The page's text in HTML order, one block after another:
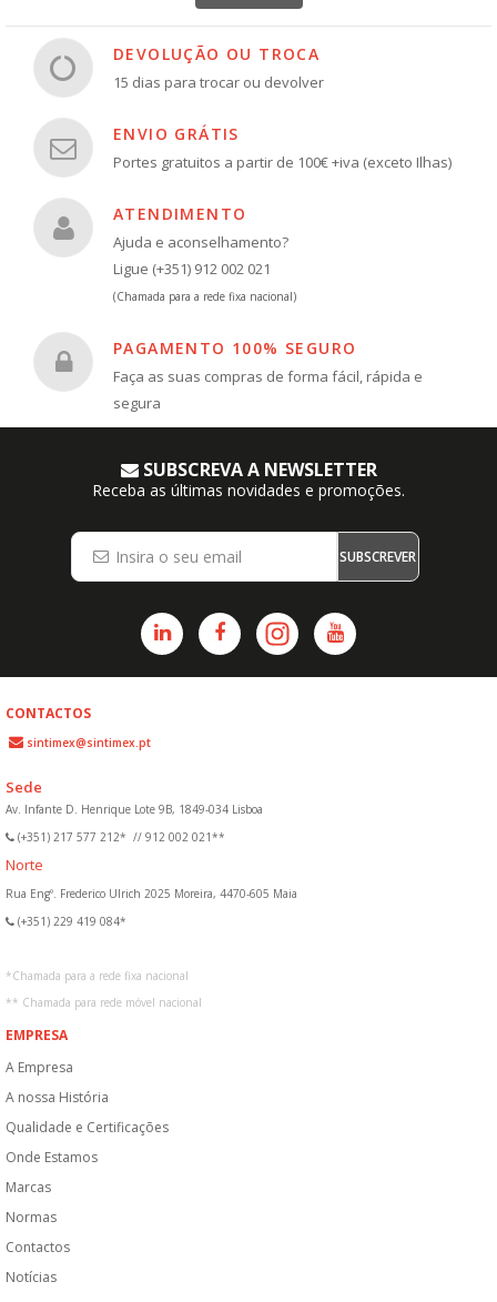
DEVOLUÇÃO OU TROCA
15 dias para trocar ou devolver
ENVIO GRÁTIS
Portes gratuitos a partir de 100€ +iva (exceto Ilhas)
ATENDIMENTO
Ajuda e aconselhamento?
Ligue (+351) 912 002 021
(Chamada para a rede fixa nacional)
PAGAMENTO 100% SEGURO
Faça as suas compras de forma fácil, rápida e
segura
SUBSCREVA A NEWSLETTER
Receba as últimas novidades e promoções.
SUBSCREVER
CONTACTOS
sintimex@sintimex.pt
Sede
Av. Infante D. Henrique Lote 9B, 1849-034 Lisboa
(+351) 217 577 212* // 912 002 021**
Norte
Rua Engº. Frederico Ulrich 2025 Moreira, 4470-605 Maia
(+351) 229 419 084*
*Chamada para a rede fixa nacional
** Chamada para rede móvel nacional
EMPRESA
A Empresa
A nossa História
Qualidade e Certificações
Onde Estamos
Marcas
Normas
Contactos
Notícias